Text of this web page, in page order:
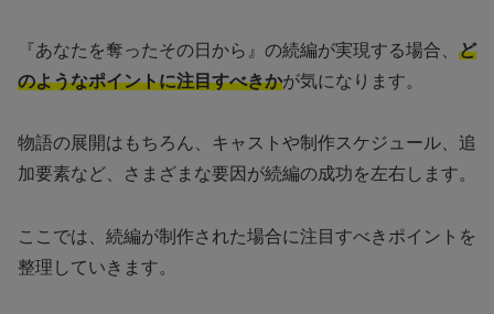
『あなたを奪ったその日から』の続編が実現する場合、 ど
のようなポイントに注目すべきかが気になります。
物語の展開はもちろん、キャストや制作スケジュール、追
加要素など、さまざまな要因が続編の成功を左右します。
ここでは、続編が制作された場合に注目すべきポイントを
整理していきます。